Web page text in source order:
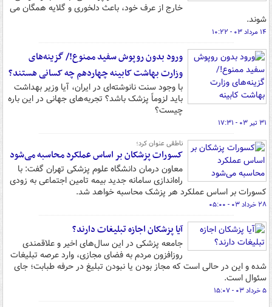
خارج از عرف خود، باعث دلخوری و گلایه همگان می
شوند.
۱۴ مرداد ۰۳ - ۱۰:۲۲
ورود بدون روپوش سفید ممنوع!/ گزینه‌های
وزارت بهاشت کابینه چهاردهم چه کسانی هستند؟
با وجود سنت نانوشته‌ای در ایران، آیا وزیر بهداشت
باید لزوماً پزشک باشد؟ تجربه‌های جهانی در این باره
چیست؟
۳۱ تیر ۰۳ - ۱۷:۳۱
ناطقی عنوان کرد؛
کسورات پزشکان بر اساس عملکرد محاسبه می‌شود
معاون درمان دانشگاه علوم پزشکی تهران گفت: با
راه‌اندازی سامانه جدید بیمه تامین اجتماعی به زودی
کسورات بر اساس عملکرد هر پزشک محاسبه خواهد شد.
۲۸ خرداد ۰۳ - ۰۵:۰۰
آیا پزشکان اجازه تبلیغات دارند؟
جامعه پزشکی در این سال‌های اخیر و علاقمندی
روزافزون مردم به فضای مجازی، وارد عرصه تبلیغات
شده و این در حالی است که مجاز بودن یا نبودن تبلیغ در حرفه طبابت؛ جای
سئوال است.
۵ خرداد ۰۳ - ۱۵:۰۷